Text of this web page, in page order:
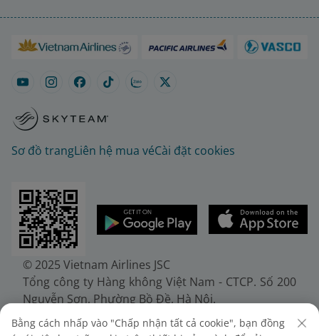
Sơ đồ trangLiên hệ mua véCài đặt cookies
© 2025 Vietnam Airlines JSC
Tổng công ty Hàng không Việt Nam - CTCP. Số 200
Nguyễn Sơn, Phường Bồ Đề, Hà Nội.
Điện thoại: (+84-24) 38272289. Fax: (+84-24)
Bằng cách nhấp vào "Chấp nhận tất cả cookie", bạn đồng